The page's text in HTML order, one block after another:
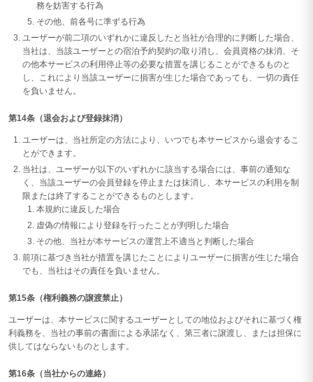
務を妨害する行為
その他、前各号に準ずる行為
ユーザーが前二項のいずれかに違反したと当社が合理的に判断した場合、
当社は、当該ユーザーとの宿泊予約契約の取り消し、会員資格の抹消、そ
の他本サービスの利用停止等の必要な措置を講じることができるものと
し、これにより当該ユーザーに損害が生じた場合であっても、一切の責任
を負いません。
第14条（退会および登録抹消）
ユーザーは、当社所定の方法により、いつでも本サービスから退会するこ
とができます。
当社は、ユーザーが以下のいずれかに該当する場合には、事前の通知な
く、当該ユーザーの会員登録を停止または抹消し、本サービスの利用を制
限または終了することができるものとします。
本規約に違反した場合
虚偽の情報により登録を行ったことが判明した場合
その他、当社が本サービスの運営上不適当と判断した場合
前項に基づき当社が措置を講じたことによりユーザーに損害が生じた場合
でも、当社はその責任を負いません。
第15条（権利義務の譲渡禁止）
ユーザーは、本サービスに関するユーザーとしての地位およびそれに基づく権
利義務を、当社の事前の書面による承諾なく、第三者に譲渡し、または担保に
供してはならないものとします。
第16条（当社からの連絡）